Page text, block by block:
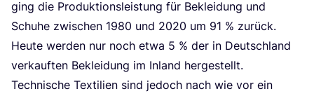
ging die Pro­duk­ti­ons­leis­tung für Beklei­dung und
Schu­he zwi­schen 1980 und 2020 um 91 % zurück.
Heu­te wer­den nur noch etwa 5 % der in Deutsch­land
ver­kauf­ten Beklei­dung im Inland her­ge­stellt.
Tech­ni­sche Tex­ti­li­en sind jedoch nach wie vor ein